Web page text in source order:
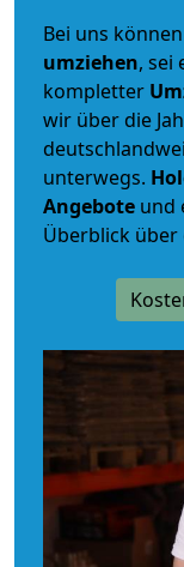
Bei uns
umziehen, sei
kompletter
wir über die
unterwegs.
Angebote und
Überblick